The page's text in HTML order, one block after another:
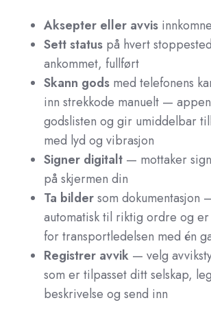
Aksepter eller avvis
Sett status på hvert
ankommet, fullført
Skann gods med telefonens
inn strekkode manuelt —
godslisten og gir umiddelbar
med lyd og vibrasjon
Signer digitalt — mottaker
på skjermen din
Ta bildersom dokumentasjon
automatisk til riktig ordre og
for transportledelsen med én
Registrer avvik — velg
som er tilpasset ditt selskap,
beskrivelse og send inn